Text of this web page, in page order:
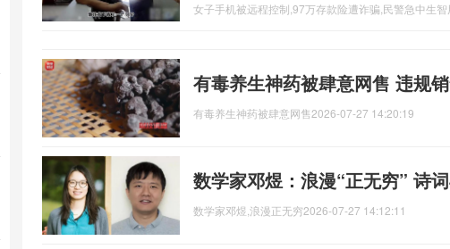
女子手机被远程控制,97万存款险遭诈骗,民警急中生
有毒养生神药被肆意网售 违规
有毒养生神药被肆意网售2026-07-27 14:20:19
数学家邓煜：浪漫“正无穷” 诗
数学家邓煜,浪漫正无穷2026-07-27 14:12:11